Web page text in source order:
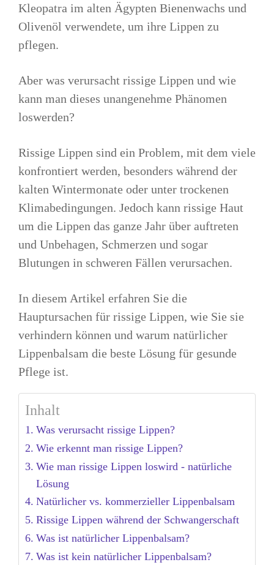
Kleopatra im alten Ägypten Bienenwachs und
Olivenöl verwendete, um ihre Lippen zu
pflegen.
Aber was verursacht rissige Lippen und wie
kann man dieses unangenehme Phänomen
loswerden?
Rissige Lippen sind ein Problem, mit dem viele
konfrontiert werden, besonders während der
kalten Wintermonate oder unter trockenen
Klimabedingungen. Jedoch kann rissige Haut
um die Lippen das ganze Jahr über auftreten
und Unbehagen, Schmerzen und sogar
Blutungen in schweren Fällen verursachen.
In diesem Artikel erfahren Sie die
Hauptursachen für rissige Lippen, wie Sie sie
verhindern können und warum natürlicher
Lippenbalsam die beste Lösung für gesunde
Pflege ist.
Inhalt
Was verursacht rissige Lippen?
Wie erkennt man rissige Lippen?
Wie man rissige Lippen loswird - natürliche
Lösung
Natürlicher vs. kommerzieller Lippenbalsam
Rissige Lippen während der Schwangerschaft
Was ist natürlicher Lippenbalsam?
Was ist kein natürlicher Lippenbalsam?